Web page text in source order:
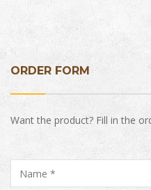
ORDER FORM
Want the product? Fill in the